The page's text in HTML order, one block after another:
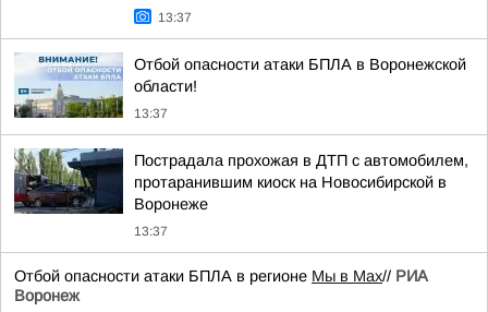
13:37
Отбой опасности атаки БПЛА в Воронежской
области!
13:37
Пострадала прохожая в ДТП с автомобилем,
протаранившим киоск на Новосибирской в
Воронеже
13:37
Отбой опасности атаки БПЛА в регионе Мы в Мах// РИА
Воронеж